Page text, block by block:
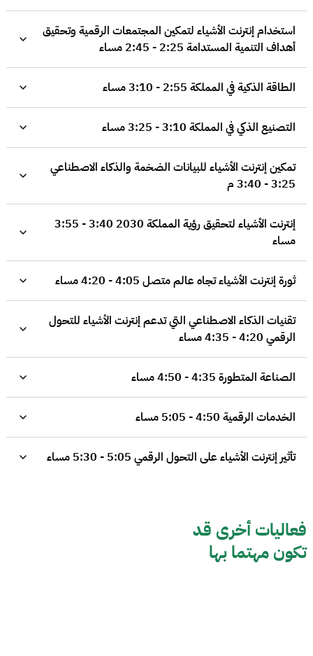
استخدام إنترنت الأشياء لتمكين المجتمعات الرقمية وتحقيق
أهداف التنمية المستدامة 2:25 - 2:45 مساء
الطاقة الذكية في المملكة 2:55 - 3:10 مساء
التصنيع الذكي في المملكة 3:10 - 3:25 مساء
تمكين إنترنت الأشياء للبيانات الضخمة والذكاء الاصطناعي
3:25 - 3:40 م
إنترنت الأشياء لتحقيق رؤية المملكة 2030 3:40 - 3:55
مساء
ثورة إنترنت الأشياء تجاه عالم متصل 4:05 - 4:20 مساء
تقنيات الذكاء الاصطناعي التي تدعم إنترنت الأشياء للتحول
الرقمي 4:20 - 4:35 مساء
الصناعة المتطورة 4:35 - 4:50 مساء
الخدمات الرقمية 4:50 - 5:05 مساء
تأثير إنترنت الأشياء على التحول الرقمي 5:05 - 5:30 مساء
فعاليات أخرى قد
تكون مهتما بها